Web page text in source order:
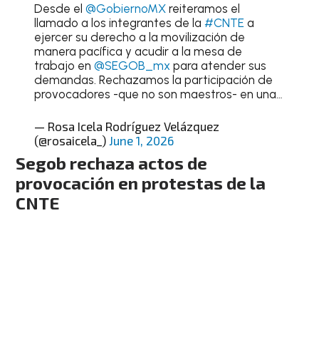
Desde el @GobiernoMXreiteramos el
llamado a los integrantes de la #CNTE a
ejercer su derecho a la movilización de
manera pacífica y acudir a la mesa de
trabajo en @SEGOB_mx para atender sus
demandas. Rechazamos la participación de
provocadores -que no son maestros- en una…
— Rosa Icela Rodríguez Velázquez
(@rosaicela_) June 1, 2026
Segob rechaza actos de
provocación en protestas de la
CNTE